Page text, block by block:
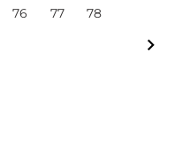
76 77
78
Next